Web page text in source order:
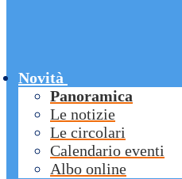
Novità
Panoramica
Le notizie
Le circolari
Calendario eventi
Albo online